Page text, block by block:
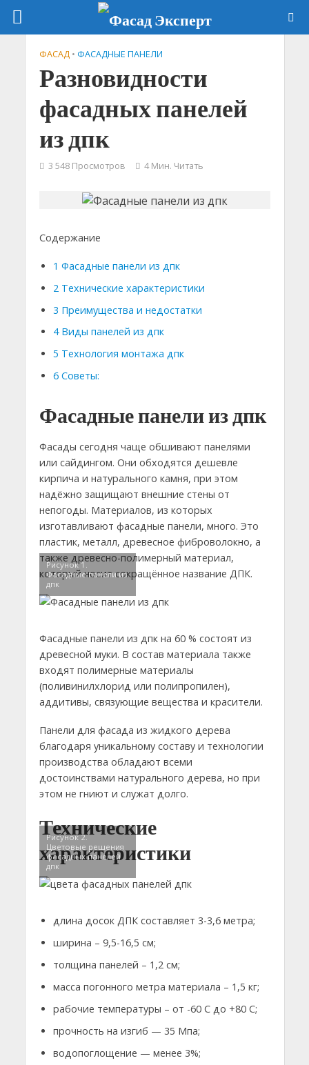
ФАСАД • ФАСАДНЫЕ ПАНЕЛИ
Разновидности
фасадных панелей
из дпк
3 548 Просмотров 4 Мин. Читать
Содержание
1 Фасадные панели из дпк
2 Технические характеристики
3 Преимущества и недостатки
4Виды панелей из дпк
5 Технология монтажа дпк
6Советы:
Фасадные панели из дпк
Фасады сегодня чаще обшивают панелями
или сайдингом. Они обходятся дешевле
кирпича и натурального камня, при этом
надёжно защищают внешние стены от
непогоды. Материалов, из которых
изготавливают фасадные панели, много. Это
пластик, металл, древесное фиброволокно, а
также древесно-полимерный материал,
который носит сокращённое название ДПК.
Рисунок 1.
Фасадные панели из
дпк
Фасадные панели из дпк на 60 % состоят из
древесной муки. В состав материала также
входят полимерные материалы
(поливинилхлорид или полипропилен),
аддитивы, связующие вещества и красители.
Панели для фасада из жидкого дерева
благодаря уникальному составу и технологии
производства обладают всеми
достоинствами натурального дерева, но при
этом не гниют и служат долго.
Технические
характеристики
Рисунок 2.
Цветовые решения
фасадных панелей
дпк
длина досок ДПК составляет 3-3,6 метра;
ширина – 9,5-16,5 см;
толщина панелей – 1,2 см;
масса погонного метра материала – 1,5 кг;
рабочие температуры – от -60 С до +80 С;
прочность на изгиб — 35 Мпа;
водопоглощение — менее 3%;